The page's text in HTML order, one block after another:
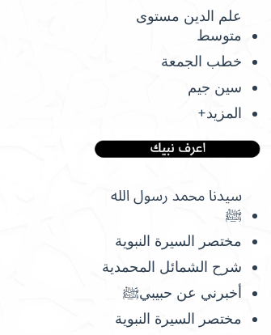
علم الدين مستوى
متوسط
خطب الجمعة
سين جيم
المزيد+
سيدنا محمد رسول الله
ﷺ
مختصر السيرة النبوية
شرح الشمائل المحمدية
أخبرني عن حبيبيﷺ
مختصر السيرة النبوية